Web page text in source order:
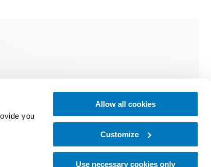
you
Allow all cookies
Customize
Use necessary cookies only